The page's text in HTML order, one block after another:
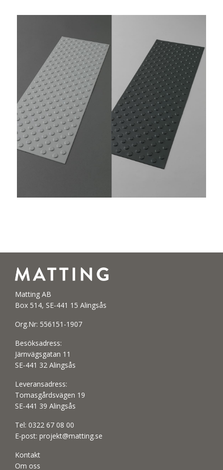
Matting AB
Box 514, SE-441 15 Alingsås
Org.Nr: 556151-1907
Besöksadress:
Järnvägsgatan 11
SE-441 32 Alingsås
Leveransadress:
Tomasgårdsvägen 19
SE-441 39 Alingsås
Tel: 0322 67 08 00
E-post: projekt@matting.se
Kontakt
Om oss